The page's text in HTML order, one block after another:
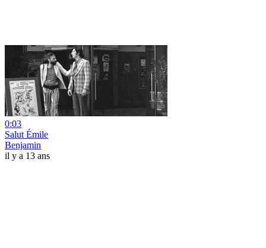
0:03
Salut Émile
Benjamin
il y a 13 ans